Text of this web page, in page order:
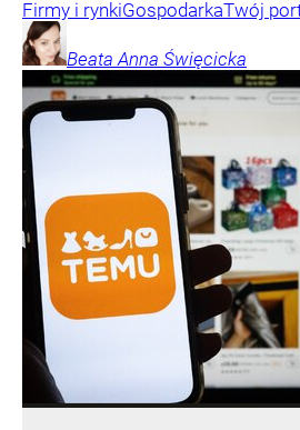
Firmy i rynkiGospodarkaTwój
Beata Anna Święcicka